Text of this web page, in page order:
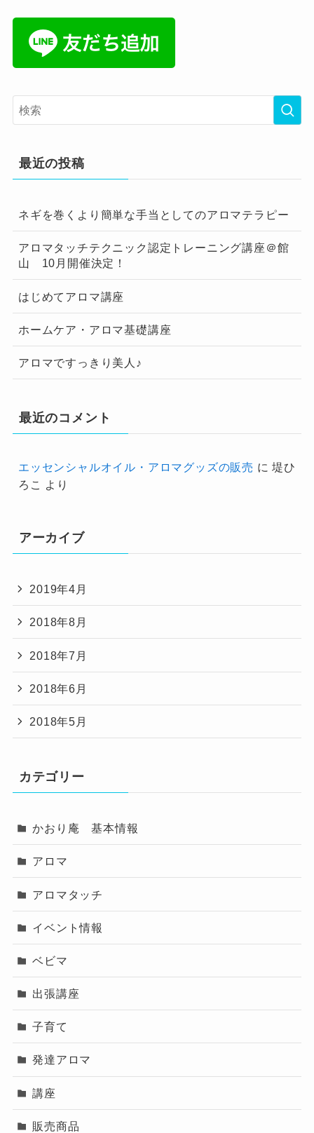
最近の投稿
ネギを巻くより簡単な手当としてのアロマテラピー
アロマタッチテクニック認定トレーニング講座＠館
山 10月開催決定！
はじめてアロマ講座
ホームケア・アロマ基礎講座
アロマですっきり美人♪
最近のコメント
エッセンシャルオイル・アロマグッズの販売 に堤ひ
ろこ
より
アーカイブ
2019年4月
2018年8月
2018年7月
2018年6月
2018年5月
カテゴリー
かおり庵 基本情報
アロマ
アロマタッチ
イベント情報
ベビマ
出張講座
子育て
発達アロマ
講座
販売商品